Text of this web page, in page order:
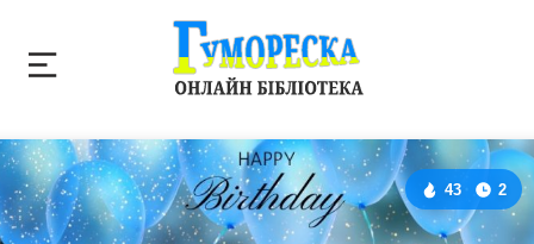
43 2